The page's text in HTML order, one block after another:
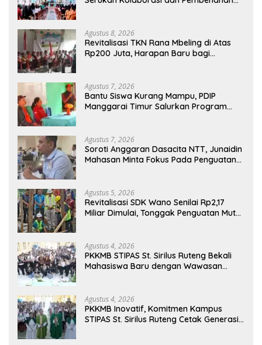
Agustus 8, 2026
Revitalisasi TKN Rana Mbeling di Atas
Rp200 Juta, Harapan Baru bagi
Agustus 7, 2026
Bantu Siswa Kurang Mampu, PDIP
Manggarai Timur Salurkan Program
Agustus 7, 2026
Soroti Anggaran Dasacita NTT, Junaidin
Mahasan Minta Fokus Pada Penguatan
Agustus 5, 2026
Revitalisasi SDK Wano Senilai Rp2,17
Miliar Dimulai, Tonggak Penguatan Mutu
Agustus 4, 2026
PKKMB STIPAS St. Sirilus Ruteng Bekali
Mahasiswa Baru dengan Wawasan
Agustus 4, 2026
PKKMB Inovatif, Komitmen Kampus
STIPAS St. Sirilus Ruteng Cetak Generasi